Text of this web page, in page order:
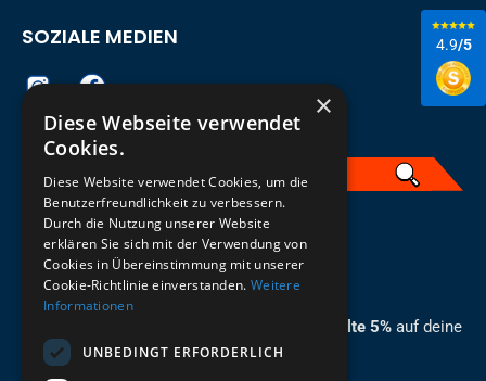
4.9/5
ZUM NEWSLETTER ANMELDEN
Melde dich jetzt zum Newsletter an und erhalte 5% auf deine
erste Bestellung.
SOZIALE MEDIEN
German
×
Diese Webseite verwendet
Cookies.
Diese Website verwendet Cookies, um die
Benutzerfreundlichkeit zu verbessern.
Durch die Nutzung unserer Website
erklären Sie sich mit der Verwendung von
Cookies in Übereinstimmung mit unserer
Cookie-Richtlinie einverstanden. Weitere
Informationen
UNBEDINGT ERFORDERLICH